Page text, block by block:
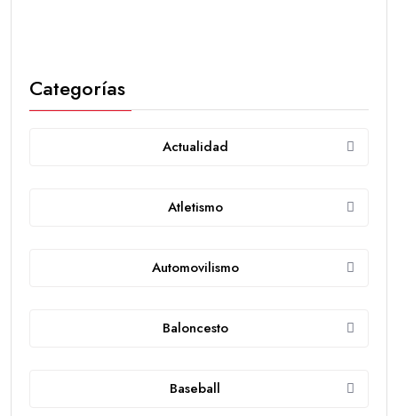
Categorías
Actualidad
Atletismo
Automovilismo
Baloncesto
Baseball